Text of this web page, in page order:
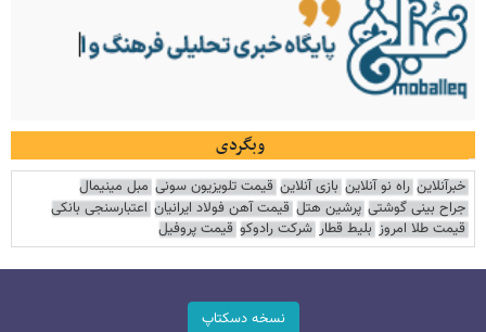
وبگردی
خبرآنلاین راه نو آنلاین بازی آنلاین قیمت تلویزیون سونی مبل مینیمال
جراح بینی گوشتی پرشین هتل قیمت آهن فولاد ایرانیان اعتبارسنجی بانکی
قیمت طلا امروز بلیط قطار شرکت رادوکو قیمت پروفیل
نسخه دسکتاپ